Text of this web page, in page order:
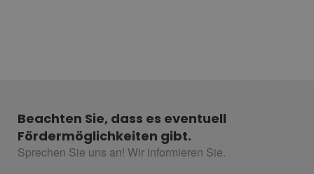
Beachten Sie, dass es eventuell
Fördermöglichkeiten gibt.
Sprechen Sie uns an! Wir informieren Sie.